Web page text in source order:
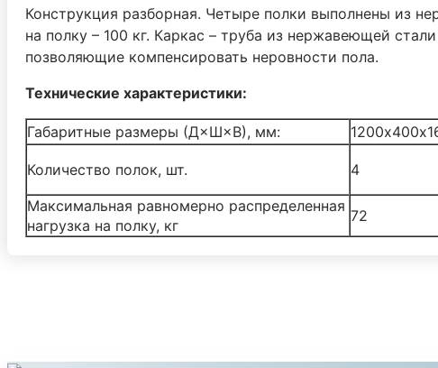
Конструкция разборная. Четыре полки выполнены из
на полку – 100 кг. Каркас – труба из нержавеющей
позволяющие компенсировать неровности пола.
Технические характеристики:
Габаритные размеры (Д×Ш×В), мм:
Количество полок, шт.
4
Максимальная равномерно распределенная
нагрузка на полку, кг
72